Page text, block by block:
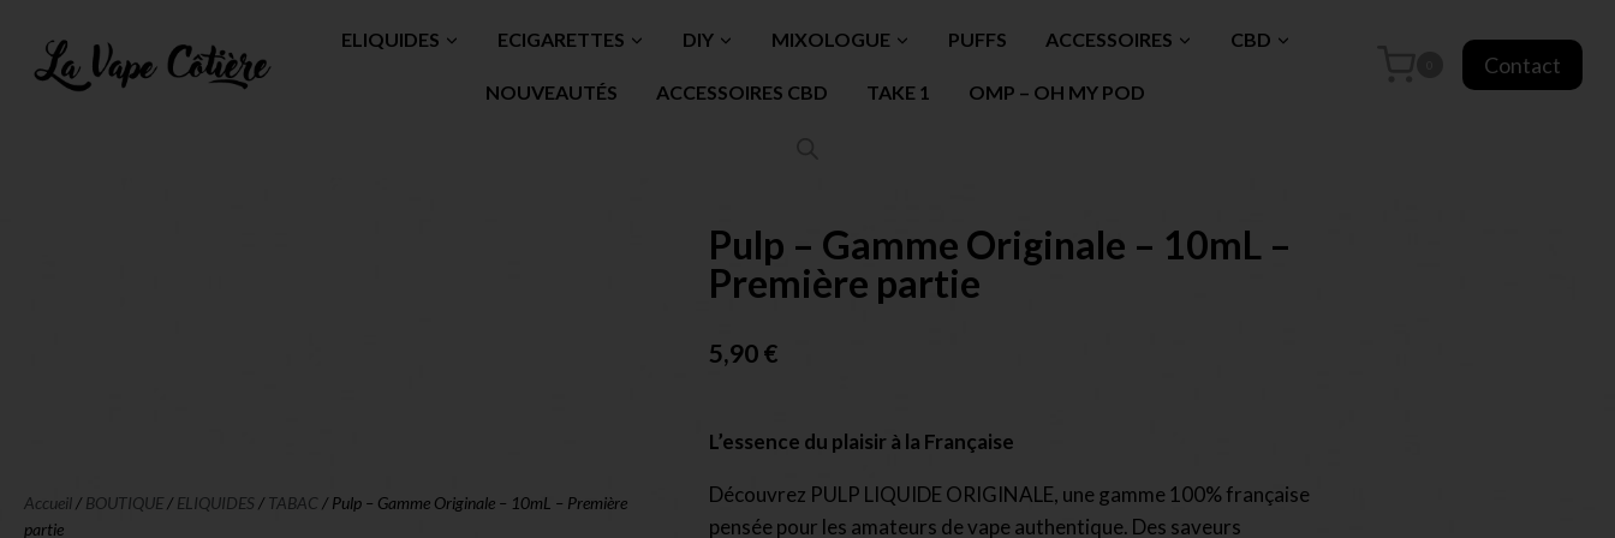
ELIQUIDES ECIGARETTES DIY MIXOLOGUE PUFFS ACCESSOIRES CBD
NOUVEAUTÉS ACCESSOIRES CBD TAKE 1 OMP – OH MY POD
Contact
Accueil/ BOUTIQUE/ ELIQUIDES / TABAC / Pulp – Gamme Originale – 10mL – Première
partie
Pulp – Gamme Originale – 10mL –
Première partie
5,90€
L’essence du plaisir à la Française
Découvrez PULP LIQUIDE ORIGINALE, une gamme 100% française
pensée pour les amateurs de vape authentique. Des saveurs